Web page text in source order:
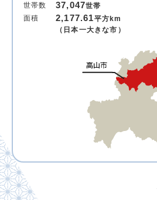
世帯数
37,047世帯
面積
2,177.61平方km
（日本一大きな市）